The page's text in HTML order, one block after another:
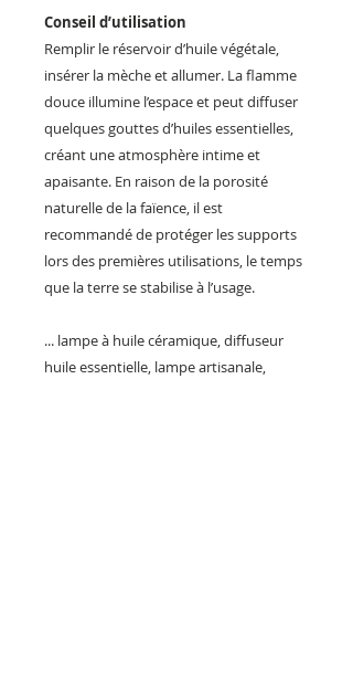
Conseil d’utilisation
Remplir le réservoir d’huile végétale,
insérer la mèche et allumer. La flamme
douce illumine l’espace et peut diffuser
quelques gouttes d’huiles essentielles,
créant une atmosphère intime et
apaisante. En raison de la porosité
naturelle de la faïence, il est
recommandé de protéger les supports
lors des premières utilisations, le temps
que la terre se stabilise à l’usage.
... lampe à huile céramique, diffuseur
huile essentielle, lampe artisanale,